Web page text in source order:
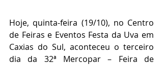
Hoje, quinta-feira (19/10), no Centro
de Feiras e Eventos Festa da Uva em
Caxias do Sul, aconteceu o terceiro
dia da 32ª Mercopar – Feira de